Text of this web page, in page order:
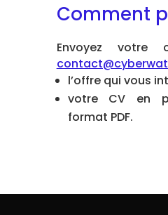
Comment
Envoyez votre
l’offre qui vous
votre CV en
format PDF.